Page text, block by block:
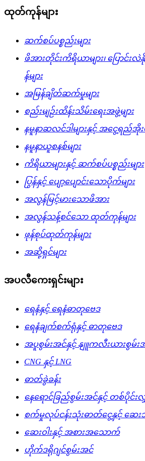
ထုတ်ကုန်များ
ဆက်စပ်ပစ္စည်းများ
ဖိအားတိုင်းကိရိယာများ၊ ပြောင်
န်များ
အမြန်ချိတ်ဆက်မှုများ
စည်းမျဉ်းထိန်းသိမ်းရေးအဖွဲ့များ
နမူနာဆလင်ဒါများနှင့် အငွေ့ရည်အိုးမ
နမူနာယူစနစ်များ
ကိရိယာများနှင့် ဆက်စပ်ပစ္စည်းများ
ပြွန်နှင့် ပျော့ပျောင်းသောပိုက်များ
အလွန်မြင့်မားသောဖိအား
အလွန်သန့်စင်သော ထုတ်ကုန်များ
ဖုန်စုပ်ထုတ်ကုန်များ
အဆို့ရှင်များ
အပလီကေးရှင်းများ
ရေနံနှင့် ရေနံဓာတုဗေဒ
ရေနံချက်စက်ရုံနှင့် ဓာတုဗေဒ
အပူစွမ်းအင်နှင့် နျူကလီးယားစွမ်း
CNG နှင့် LNG
ဓာတ်ခွဲခန်း
နေရောင်ခြည်စွမ်းအင်နှင့် တစ်ပိုင်းလ
စက်မှုလုပ်ငန်းသုံးဓာတ်ငွေ့နှင့် ဆေ
ဆေးဝါးနှင့် အစားအသောက်
ဟိုက်ဒရိုဂျင်စွမ်းအင်